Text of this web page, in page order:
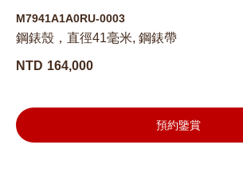
M7941A1A0RU-0003
鋼錶殼，直徑41毫米, 鋼錶帶
NTD 164,000
預約鑒賞